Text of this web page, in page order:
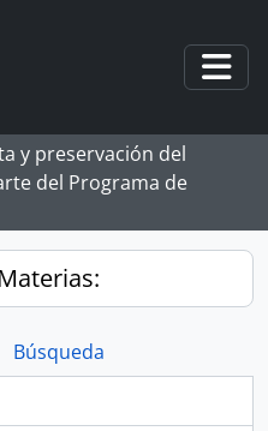
y preservación del
del Programa de
Búsqueda